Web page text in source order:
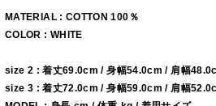
MATERIAL : COTTON 100％
COLOR : WHITE
size 2 : 着丈69.0cm / 身幅54.0cm / 肩幅
size 3 : 着丈72.0cm / 身幅59.0cm / 肩幅